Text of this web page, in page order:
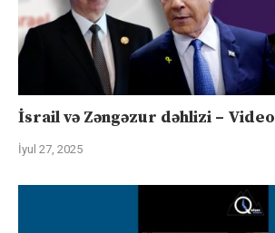
İsrail və Zəngəzur dəhlizi – Video
İyul 27, 2025